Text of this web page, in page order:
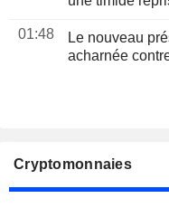
01:48
Le nouveau
acharnée
Cryptomonnaies